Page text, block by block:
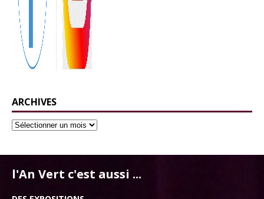
ARCHIVES
l'An Vert c'est aussi ...